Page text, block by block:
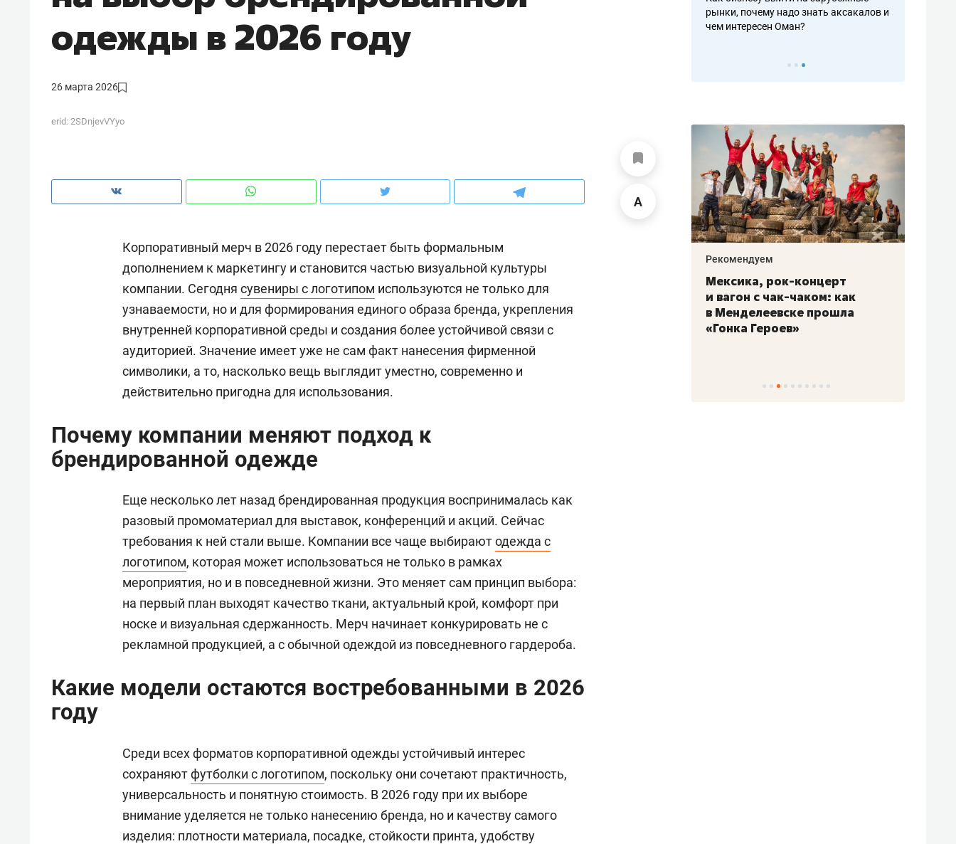
одежды в 2026 году
26 марта 2026
erid: 2SDnjevVYyo
Корпоративный мерч в 2026 году перестает быть формальным
дополнением к маркетингу и становится частью визуальной культуры
компании. Сегодня сувениры с логотипом используются не только для
узнаваемости, но и для формирования единого образа бренда, укрепления
внутренней корпоративной среды и создания более устойчивой связи с
аудиторией. Значение имеет уже не сам факт нанесения фирменной
символики, а то, насколько вещь выглядит уместно, современно и
действительно пригодна для использования.
Почему компании меняют подход к
брендированной одежде
Еще несколько лет назад брендированная продукция воспринималась как
разовый промоматериал для выставок, конференций и акций. Сейчас
требования к ней стали выше. Компании все чаще выбираютодежда с
логотипом, которая может использоваться не только в рамках
мероприятия, но и в повседневной жизни. Это меняет сам принцип выбора:
на первый план выходят качество ткани, актуальный крой, комфорт при
носке и визуальная сдержанность. Мерч начинает конкурировать не с
рекламной продукцией, а с обычной одеждой из повседневного гардероба.
Какие модели остаются востребованными в 2026
году
Среди всех форматов корпоративной одежды устойчивый интерес
сохраняют футболки с логотипом, поскольку они сочетают практичность,
универсальность и понятную стоимость. В 2026 году при их выборе
внимание уделяется не только нанесению бренда, но и качеству самого
изделия: плотности материала, посадке, стойкости принта, удобству
рынки, почему надо знать аксакалов и
чем интересен Оман?
о трехкратном росте цен, дотошных
рынки, почему надо знать аксакалов и
чем интересен Оман?
Как ГК «МИР ГРУПП» и ВТБ
создают оазис жилого
комфорта под Казанью
ID вместо ключа: какой будет
безопасность в ЖК «Нова»
природе, работа
с ментальным и физическим
состоянием как основа
антихрупких команд
Рекомендуем
Мексика, рок-концерт
и вагон с чак-чаком: как
в Менделеевске прошла
«Гонка Героев»